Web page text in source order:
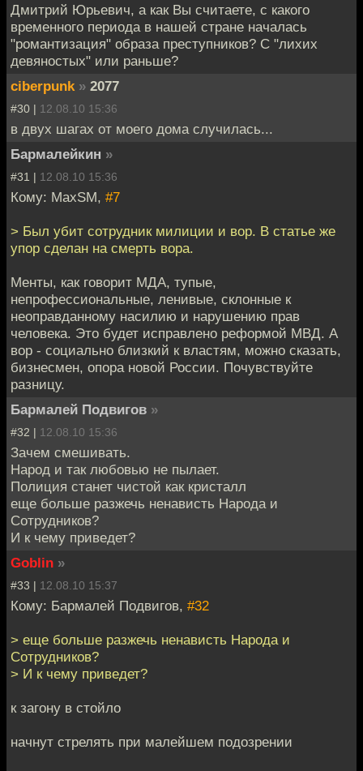
Дмитрий Юрьевич, а как Вы считаете, с какого
временного периода в нашей стране началась
"романтизация" образа преступников? С "лихих
девяностых" или раньше?
ciberpunk » 2077
#30 | 12.08.10 15:36
в двух шагах от моего дома случилась...
Бармалейкин »
#31 | 12.08.10 15:36
Кому: MaxSM, #7
> Был убит сотрудник милиции и вор. В статье же
упор сделан на смерть вора.
Менты, как говорит МДА, тупые,
непрофессиональные, ленивые, склонные к
неоправданному насилию и нарушению прав
человека. Это будет исправлено реформой МВД. А
вор - социально близкий к властям, можно сказать,
бизнесмен, опора новой России. Почувствуйте
разницу.
Бармалей Подвигов »
#32 | 12.08.10 15:36
Зачем смешивать.
Народ и так любовью не пылает.
Полиция станет чистой как кристалл
еще больше разжечь ненависть Народа и
Сотрудников?
И к чему приведет?
Goblin »
#33 | 12.08.10 15:37
Кому: Бармалей Подвигов, #32
> еще больше разжечь ненависть Народа и
Сотрудников?
> И к чему приведет?
к загону в стойло
начнут стрелять при малейшем подозрении